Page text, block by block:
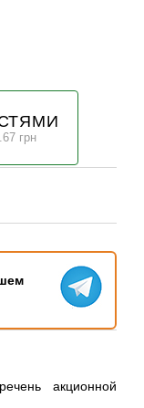
грн
акционной